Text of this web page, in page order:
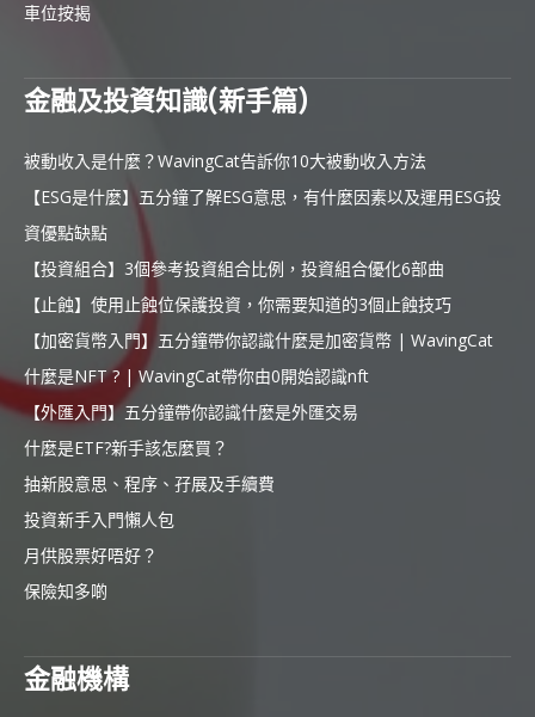
車位按揭
金融及投資知識(新手篇)
被動收入是什麼？WavingCat告訴你10大被動收入方法
【ESG是什麼】五分鐘了解ESG意思，有什麼因素以及運用ESG投
資優點缺點
【投資組合】3個參考投資組合比例，投資組合優化6部曲
【止蝕】使用止蝕位保護投資，你需要知道的3個止蝕技巧
【加密貨幣入門】五分鐘帶你認識什麼是加密貨幣 | WavingCat
什麼是NFT ? | WavingCat帶你由0開始認識nft
【外匯入門】五分鐘帶你認識什麼是外匯交易
什麼是ETF?新手該怎麼買？
抽新股意思、程序、孖展及手續費
投資新手入門懶人包
月供股票好唔好？
保險知多啲
金融機構